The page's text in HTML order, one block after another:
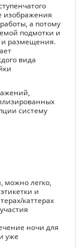
изображения
а потому
подмотки и
и размещения.
вида
систему
можно легко,
и
каттерах
ночи для
уже